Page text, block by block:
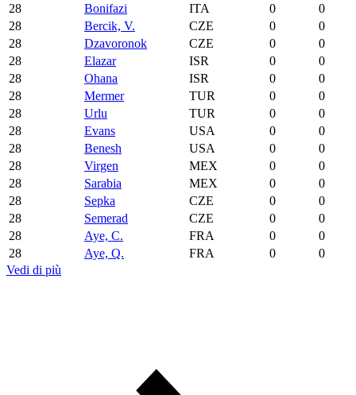
28
Bonifazi ITA 0
0
28
Bercik, V. CZE 0
0
28
Dzavoronok CZE 0
0
28
Elazar ISR 0
0
28
Ohana ISR 0
0
28
Mermer TUR 0
0
28
Urlu TUR 0
0
28
Evans USA 0
0
28
Benesh USA 0
0
28
Virgen MEX 0
0
28
Sarabia MEX 0
0
28
Sepka CZE 0
0
28
Semerad CZE 0
0
28
Aye, C. FRA 0
0
28
Aye, Q. FRA 0
0
Vedi di più